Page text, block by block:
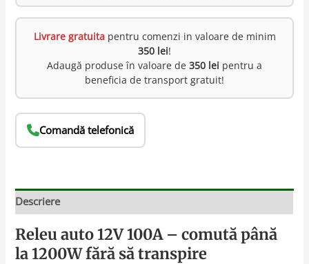
Livrare gratuitapentru comenzi in valoare de minim
350 lei!
Adaugă produse în valoare de 350 lei pentru a
beneficia de transport gratuit!
Comandă telefonică
Descriere
Releu auto 12V 100A – comută până
la 1200W fără să transpire